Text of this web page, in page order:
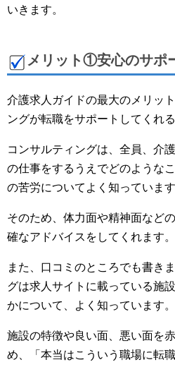
いきます。
メリット①安心のサポ
介護求人ガイドの最大のメリッ
ングが転職をサポートしてくれる
コンサルティングは、全員、介
の仕事をするうえでどのような
の苦労についてよく知っています
そのため、体力面や精神面など
確なアドバイスをしてくれます。
また、口コミのところでも書き
グは求人サイトに載っている施
かについて、よく知っています。
施設の特徴や良い面、悪い面を
め、「本当はこういう職場に転